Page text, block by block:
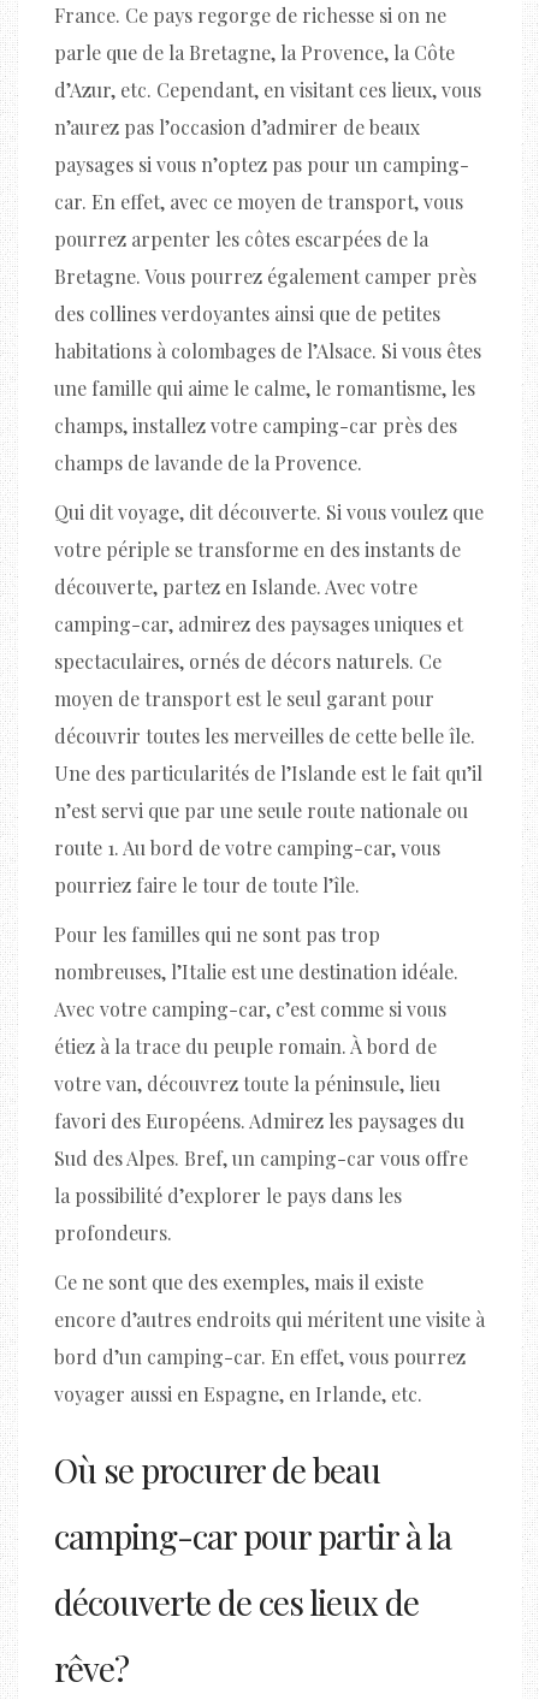
France. Ce pays regorge de richesse si on ne
parle que de la Bretagne, la Provence, la Côte
d’Azur, etc. Cependant, en visitant ces lieux, vous
n’aurez pas l’occasion d’admirer de beaux
paysages si vous n’optez pas pour un camping-
car. En effet, avec ce moyen de transport, vous
pourrez arpenter les côtes escarpées de la
Bretagne. Vous pourrez également camper près
des collines verdoyantes ainsi que de petites
habitations à colombages de l’Alsace. Si vous êtes
une famille qui aime le calme, le romantisme, les
champs, installez votre camping-car près des
champs de lavande de la Provence.
Qui dit voyage, dit découverte. Si vous voulez que
votre périple se transforme en des instants de
découverte, partez en Islande. Avec votre
camping-car, admirez des paysages uniques et
spectaculaires, ornés de décors naturels. Ce
moyen de transport est le seul garant pour
découvrir toutes les merveilles de cette belle île.
Une des particularités de l’Islande est le fait qu’il
n’est servi que par une seule route nationale ou
route 1. Au bord de votre camping-car, vous
pourriez faire le tour de toute l’île.
Pour les familles qui ne sont pas trop
nombreuses, l’Italie est une destination idéale.
Avec votre camping-car, c’est comme si vous
étiez à la trace du peuple romain. À bord de
votre van, découvrez toute la péninsule, lieu
favori des Européens. Admirez les paysages du
Sud des Alpes. Bref, un camping-car vous offre
la possibilité d’explorer le pays dans les
profondeurs.
Ce ne sont que des exemples, mais il existe
encore d’autres endroits qui méritent une visite à
bord d’un camping-car. En effet, vous pourrez
voyager aussi en Espagne, en Irlande, etc.
Où se procurer de beau
camping-car pour partir à la
découverte de ces lieux de
rêve ?